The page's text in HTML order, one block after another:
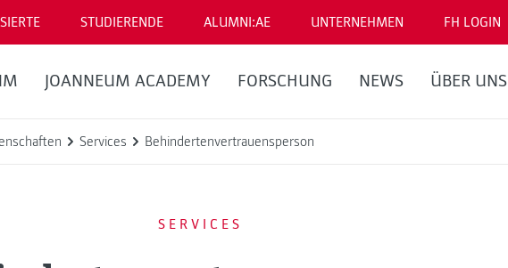
STUDIERENDE ALUMNI:AE UNTERNEHMEN FH LOGIN
JOANNEUM ACADEMY FORSCHUNG NEWS ÜBER UNS
Services Behindertenvertrauensperson
SERVICES